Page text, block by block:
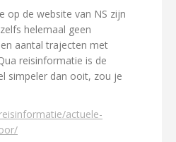
op de website van NS zijn
helemaal geen
aantal trajecten met
reisinformatie is de
simpeler dan ooit, zou je
actuele-